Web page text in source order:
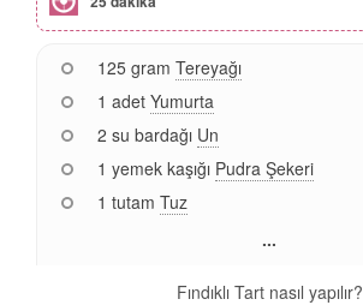
125 gram Tereyağı
1 adet Yumurta
2 su bardağı Un
1 yemek kaşığı Pudra Şekeri
1 tutam Tuz
...
Fındıklı Tart nasıl yapılır?